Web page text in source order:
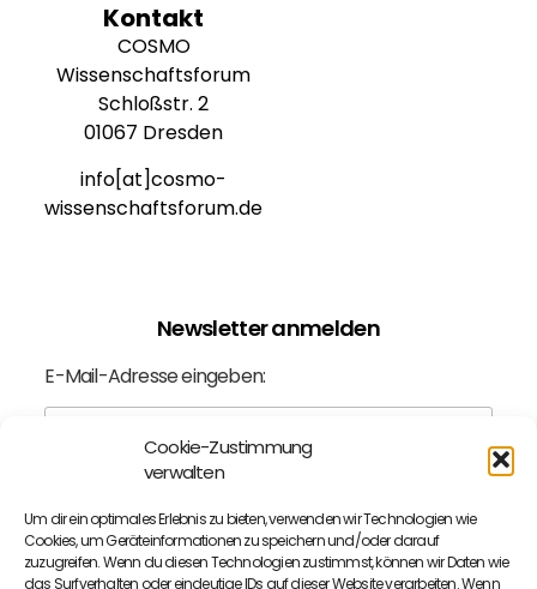
Cookie-Zustimmung
verwalten
Um dir ein optimales Erlebnis zu bieten, verwenden wir Technologien wie
Cookies, um Geräteinformationen zu speichern und/oder darauf
zuzugreifen. Wenn du diesen Technologien zustimmst, können wir Daten wie
das Surfverhalten oder eindeutige IDs auf dieser Website verarbeiten. Wenn
Kontakt
COSMO
Wissenschaftsforum
Schloßstr. 2
01067 Dresden
info[at]cosmo-
wissenschaftsforum.de
Newsletter anmelden
E-Mail-Adresse eingeben:
Ich bin mit derDatenschutzerklärung
einverstanden.